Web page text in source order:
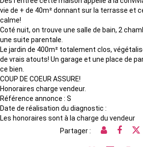
vie de + de 40m² donnant sur la terrasse et
calme!
Coté nuit, on trouve une salle de bain, 2
une suite parentale.
Le jardin de 400m² totalement clos,
de vrais atouts! Un garage et une place de
ce bien.
COUP DE COEUR ASSURE!
Honoraires charge vendeur.
Référence annonce : S
Date de réalisation du diagnostic :
Les honoraires sont à la charge du vendeur
Partager :